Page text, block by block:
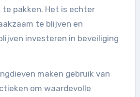
pakken. Het is echter
te blijven en
investeren in beveiliging
maken gebruik van
om waardevolle